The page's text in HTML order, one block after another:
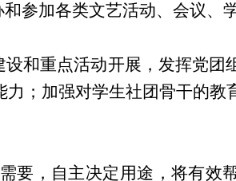
参加各类文艺活动、会议、
和重点活动开展，发挥党团
；加强对学生社团骨干的教
要，自主决定用途，将有效